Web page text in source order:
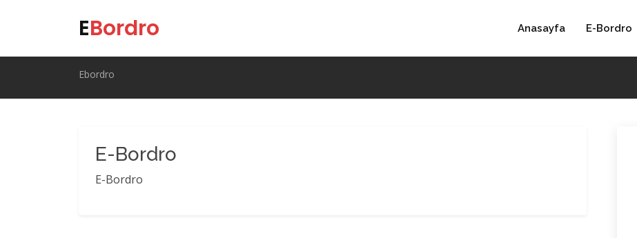
EBordro Anasayfa E-Bordro
Ebordro
E-Bordro
E-Bordro